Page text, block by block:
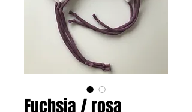
Fuchsia / rosa